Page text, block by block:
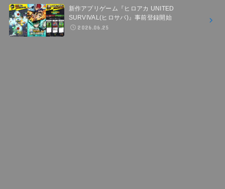
新作アプリゲーム『ヒロアカ UNITED
SURVIVAL(ヒロサバ)』事前登録開始
2026.06.25